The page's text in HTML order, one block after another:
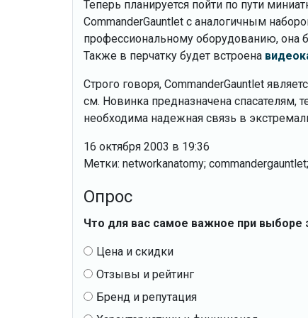
Теперь планируется пойти по пути
CommanderGauntlet с аналогичным
профессиональному оборудованию, она
Также в перчатку будет встроена
Строго говоря, CommanderGauntlet
см. Новинка предназначена
необходима надежная связь в
16 октября 2003 в 19:36
Метки: networkanatomy;
Опрос
Что для вас самое важное при выборе
Цена и скидки
Отзывы и рейтинг
Бренд и репутация